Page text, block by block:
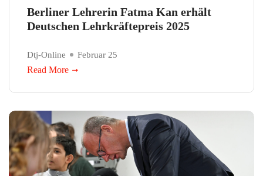
Berliner Lehrerin Fatma Kan erhält
Deutschen Lehrkräftepreis 2025
Dtj-Online Februar 25
Read More